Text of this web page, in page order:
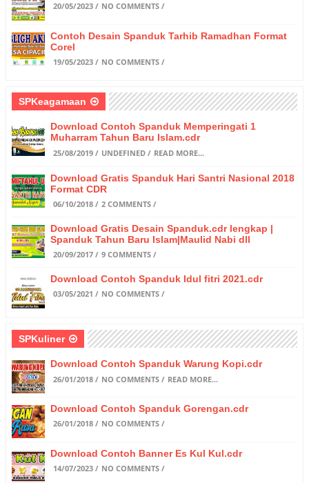
20/05/2023 NO COMMENTS
Contoh Desain Spanduk Tarhib Ramadhan Format
Corel
19/05/2023 NO COMMENTS
SPKeagamaan
Download Contoh Spanduk Memperingati 1
Muharram Tahun Baru Islam.cdr
25/08/2019 UNDEFINED READ MORE...
Download Gratis Spanduk Hari Santri Nasional 2018
Format CDR
06/10/2018 2 COMMENTS
Download Gratis Desain Spanduk.cdr lengkap |
Spanduk Tahun Baru Islam|Maulid Nabi dll
20/09/2017 9 COMMENTS
Download Contoh Spanduk Idul fitri 2021.cdr
03/05/2021 NO COMMENTS
SPKuliner
Download Contoh Spanduk Warung Kopi.cdr
26/01/2018 NO COMMENTS READ MORE...
Download Contoh Spanduk Gorengan.cdr
26/01/2018 NO COMMENTS
Download Contoh Banner Es Kul Kul.cdr
14/07/2023 NO COMMENTS